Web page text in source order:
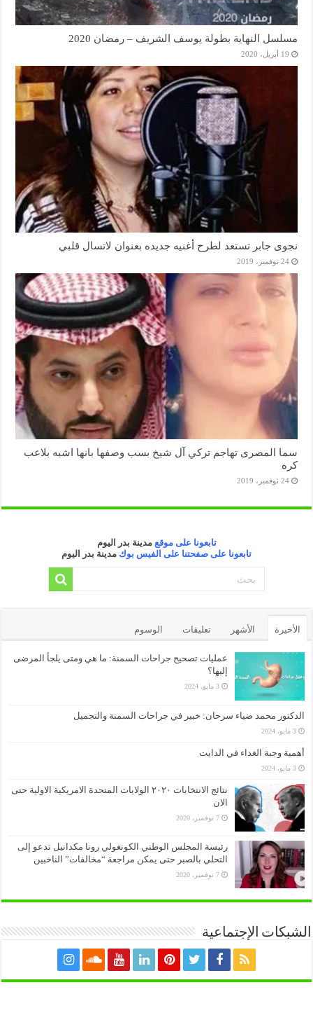
مسلسل النهاية بطولة يوسف الشريف – رمضان 2020
19 أبريل، 2020
نجوى جابر تستعد لطرح أغنيه جديده بعنوان لاتسال قلبي
24 نوفمبر، 2019
سما المصرى تهاجم تركي آل شيخ بسب وصفها بانها اشبه بلاعب
كره
24 نوفمبر، 2019
تابعونا على موقع مدينة بدر اليوم
تابعونا على صفحتنا على الفيس بوك مدينة بدر اليوم
الأخيرة الأشهر تعليقات الوسوم
عمليات تصحيح جراحات السمنة: ما هي ومتى يلجأ المرضى
إليها؟
3 مايو، 2024
الدكتور محمد ضياء سرحان: خبير في جراحات السمنة والتجميل
3 مايو، 2024
أهمية وجبة الغداء في الدايت
3 مايو، 2024
نتائج الانتخابات ٢٠٢٠ الولايات المتحدة الامريكية الاولية حتى
الان
7 نوفمبر، 2020
رئيسة المجلس الوطني الكونغولي رونا مكدانيل تدعو إلى
التحلي بالصبر حتى يمكن مراجعة “مخالفات” الناخبين
7 نوفمبر، 2020
الشبكات الإجتماعية